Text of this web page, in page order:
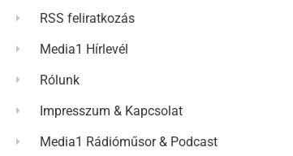
RSS feliratkozás
Media1 Hírlevél
Rólunk
Impresszum & Kapcsolat
Media1 Rádióműsor & Podcast